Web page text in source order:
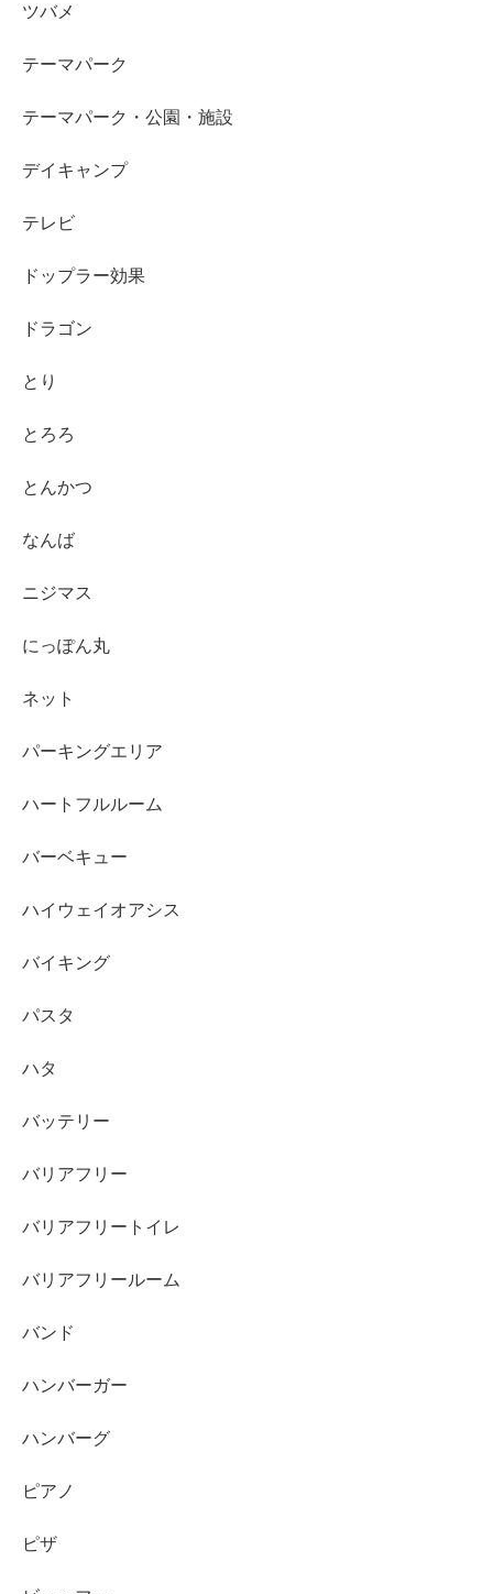
ツバメ
テーマパーク
テーマパーク・公園・施設
デイキャンプ
テレビ
ドップラー効果
ドラゴン
とり
とろろ
とんかつ
なんば
ニジマス
にっぽん丸
ネット
パーキングエリア
ハートフルルーム
バーベキュー
ハイウェイオアシス
バイキング
パスタ
ハタ
バッテリー
バリアフリー
バリアフリートイレ
バリアフリールーム
バンド
ハンバーガー
ハンバーグ
ピアノ
ピザ